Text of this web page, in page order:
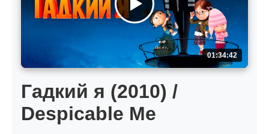
01:34:42
Гадкий я (2010) /
Despicable Me